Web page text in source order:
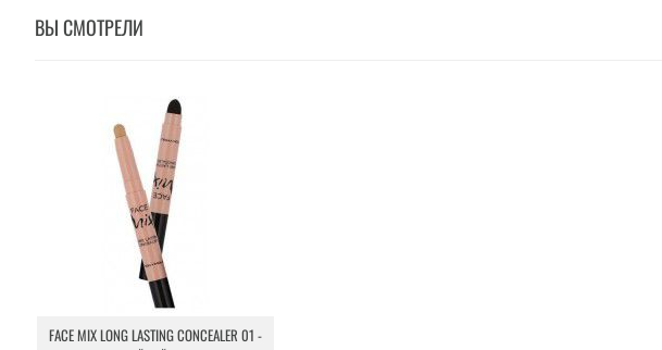
ВЫ СМОТРЕЛИ
FACE MIX LONG LASTING CONCEALER 01 -